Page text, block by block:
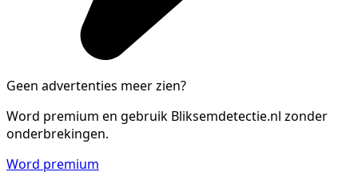
Geen advertenties meer zien?
Word premium en gebruik Bliksemdetectie.nl zonder
onderbrekingen.
Word premium